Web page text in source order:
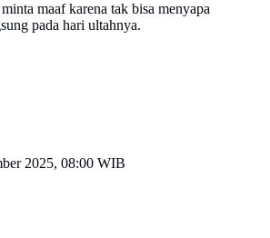
maaf karena tak bisa menyapa
pada hari ultahnya.
2025, 08:00 WIB